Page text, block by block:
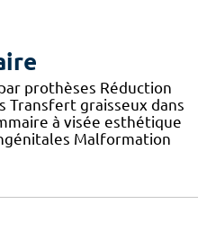
prothèses Réduction
Transfert graisseux dans
à visée esthétique
Malformation